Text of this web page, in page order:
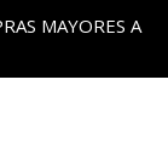
MAYORES A